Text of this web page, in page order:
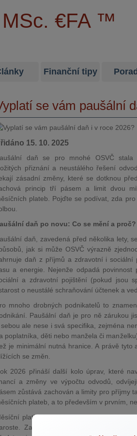
€FA ™
Finanční tipy
se vám paušální
15. 10. 2025
daň se pro mnohé OSVČ stala
přiznání a neustálého řešení
zásadní změny, které se dotknou
princip tří pásem a limit dvou
plateb. Pojďte se podívat, zda
daň po novu: Co se mění a proč?
daň, zavedená před několika lety,
jak si může OSVČ výrazně
daň z příjmů a zdravotní i sociální
a energie. Nejenže odpadá
a zdravotní pojištění (pokud jsou
o neustálé schraňování účtenek a
mnoho drobných podnikatelů to
Paušální daň je pro ně zárukou
ale nese i svá specifika, zejména
poplatníka, děti nebo manžela či
je minimální nutná hranice. A právě
se změn.
2026 přináší další kolo úprav, které
a změny ve výpočtu odvodů,
zůstává zachován a limity pro příjmy
plateb, a to především v prvním,
platba pro první pásmo, určené
Zatímco druhé a třetí pásmo